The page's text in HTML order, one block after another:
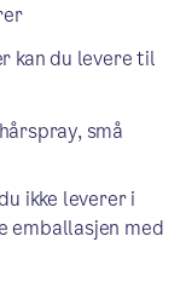
kan du levere til
små
ikke leverer i
emballasjen med